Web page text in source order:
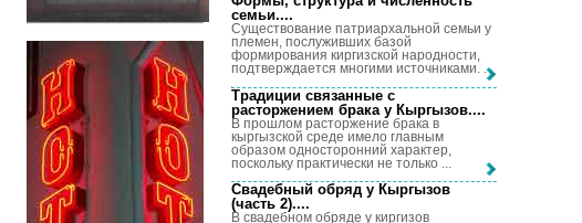
семьи....
Существование патриархальной семьи у
племен, послуживших базой
формирования киргизской народности,
подтверждается многими источниками. ...
Традиции связанные с
расторжением брака у Кыргызов....
В прошлом расторжение брака в
кыргызской среде имело главным
образом односторонний характер,
поскольку практически не только ...
Свадебный обряд у Кыргызов
(часть 2)....
В свадебном обряде у киргизов